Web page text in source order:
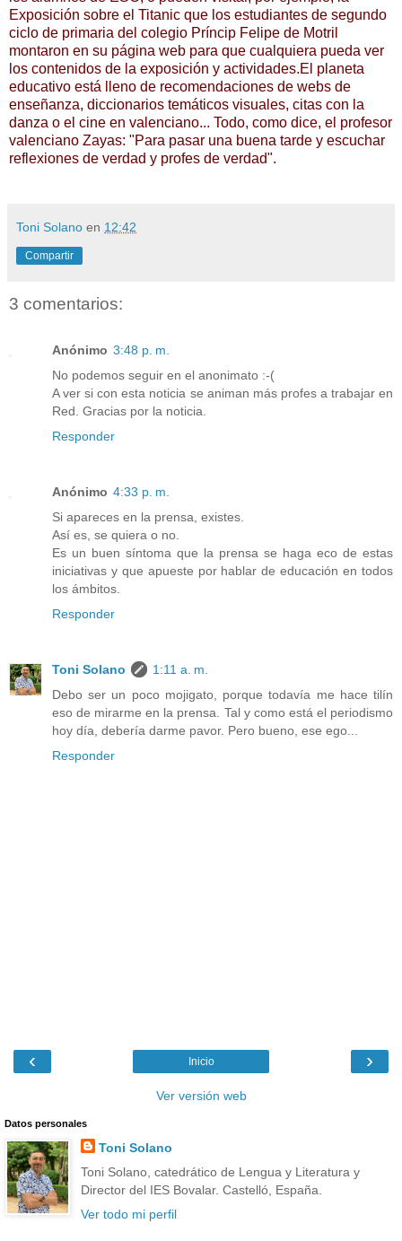
Exposición sobre el Titanic que los estudiantes de segundo
ciclo de primaria del colegio Príncip Felipe de Motril
montaron en su página web para que cualquiera pueda ver
los contenidos de la exposición y actividades.El planeta
educativo está lleno de recomendaciones de webs de
enseñanza, diccionarios temáticos visuales, citas con la
danza o el cine en valenciano... Todo, como dice, el profesor
valenciano Zayas: "Para pasar una buena tarde y escuchar
reflexiones de verdad y profes de verdad".
Toni Solano en 12:42
Compartir
3 comentarios:
Anónimo 3:48 p. m.
No podemos seguir en el anonimato :-(
A ver si con esta noticia se animan más profes a trabajar en
Red. Gracias por la noticia.
Responder
Anónimo 4:33 p. m.
Si apareces en la prensa, existes.
Así es, se quiera o no.
Es un buen síntoma que la prensa se haga eco de estas
iniciativas y que apueste por hablar de educación en todos
los ámbitos.
Responder
Toni Solano
1:11 a. m.
Debo ser un poco mojigato, porque todavía me hace tilín
eso de mirarme en la prensa. Tal y como está el periodismo
hoy día, debería darme pavor. Pero bueno, ese ego...
Responder
‹ ›
Inicio
Ver versión web
Datos personales
Toni Solano
Toni Solano, catedrático de Lengua y Literatura y
Director del IES Bovalar. Castelló, España.
Ver todo mi perfil